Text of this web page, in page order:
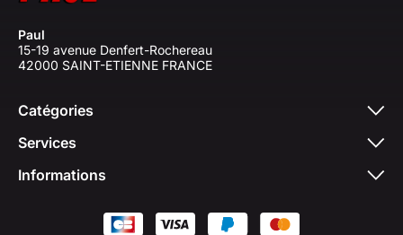
Paul
15-19 avenue Denfert-Rochereau
42000 SAINT-ETIENNE FRANCE
Catégories
Services
Informations